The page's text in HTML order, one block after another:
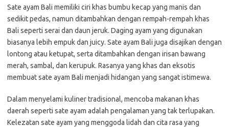
Sate ayam Bali memiliki ciri khas bumbu kecap yang manis dan
sedikit pedas, namun ditambahkan dengan rempah-rempah khas
Bali seperti serai dan daun jeruk. Daging ayam yang digunakan
biasanya lebih empuk dan juicy. Sate ayam Bali juga disajikan dengan
lontong atau ketupat, serta ditambahkan dengan irisan bawang
merah, sambal, dan kerupuk. Rasanya yang khas dan eksotis
membuat sate ayam Bali menjadi hidangan yang sangat istimewa.
Dalam menyelami kuliner tradisional, mencoba makanan khas
daerah seperti sate ayam adalah pengalaman yang tak terlupakan.
Kelezatan sate ayam yang menggoda lidah dan cita rasa yang